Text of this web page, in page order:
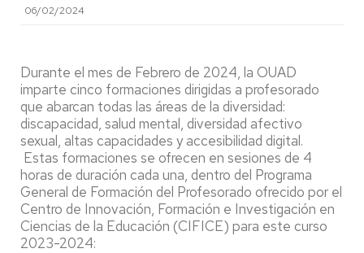
06/02/2024
Durante el mes de Febrero de 2024, la OUAD
imparte cinco formaciones dirigidas a profesorado
que abarcan todas las áreas de la diversidad:
discapacidad, salud mental, diversidad afectivo
sexual, altas capacidades y accesibilidad digital.
Estas formaciones se ofrecen en sesiones de 4
horas de duración cada una, dentro del Programa
General de Formación del Profesorado ofrecido por el
Centro de Innovación, Formación e Investigación en
Ciencias de la Educación (CIFICE) para este curso
2023-2024: